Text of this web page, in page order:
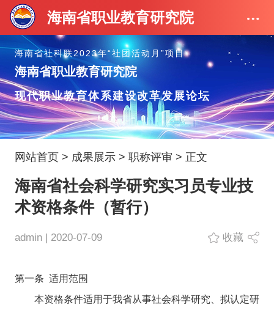
海南省职业教育研究院
海南省社科联2023年“社团活动月”项目
海南省职业教育研究院
现代职业教育体系建设改革发展论坛
网站首页 > 成果展示> 职称评审 > 正文
海南省社会科学研究实习员专业技
术资格条件（暂行）
admin | 2020-07-09 收藏
第一条 适用范围
本资格条件适用于我省从事社会科学研究、拟认定研